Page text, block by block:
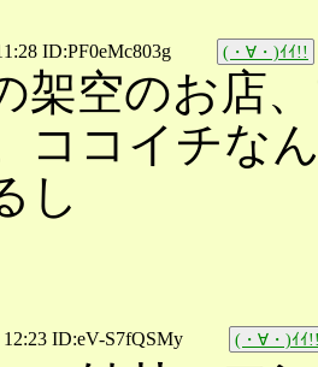
ID:PF0eMc803g (・∀・)ｲｲ!!
架空のお店
ココイチな
し
12:23 ID:eV-S7fQSMy (・∀・)ｲｲ